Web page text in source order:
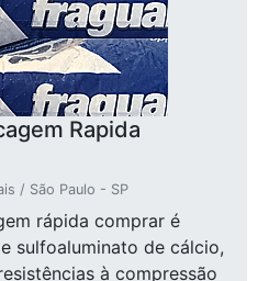
Rapida
/ São Paulo - SP
rápida comprar é
sulfoaluminato de cálcio,
à compressão